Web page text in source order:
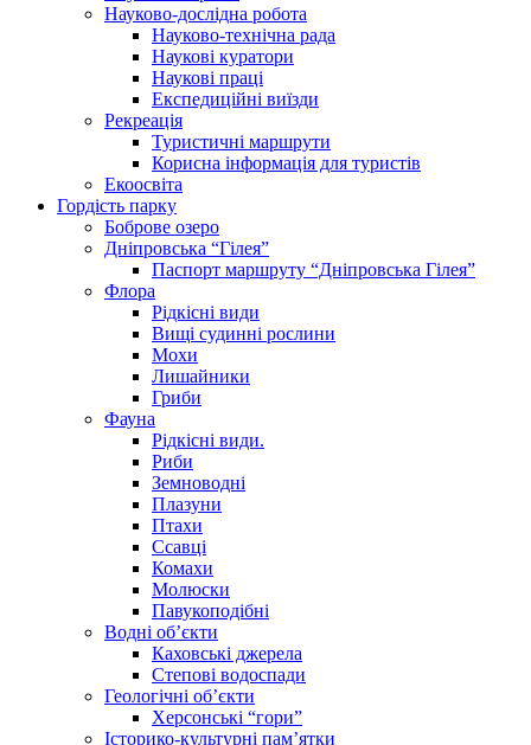
Науково-дослідна робота
Науково-технічна рада
Наукові куратори
Наукові праці
Експедиційні виїзди
Рекреація
Туристичні маршрути
Корисна інформація для туристів
Екоосвіта
Гордість парку
Боброве озеро
Дніпровська “Гілея”
Паспорт маршруту “Дніпровська Гілея”
Флора
Рідкісні види
Вищі судинні рослини
Мохи
Лишайники
Гриби
Фауна
Рідкісні види.
Риби
Земноводні
Плазуни
Птахи
Ссавці
Комахи
Молюски
Павукоподібні
Водні об’єкти
Каховські джерела
Степові водоспади
Геологічні об’єкти
Херсонські “гори”
Історико-культурні пам’ятки